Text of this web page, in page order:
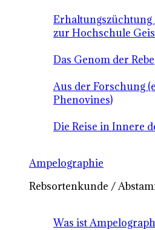
zur Hochschule
Das Genom der Rebe
Aus der Forschung
Phenovines)
Die Reise in Innere
Ampelographie
Rebsortenkunde /
Was ist